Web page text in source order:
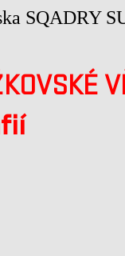
SQADRY